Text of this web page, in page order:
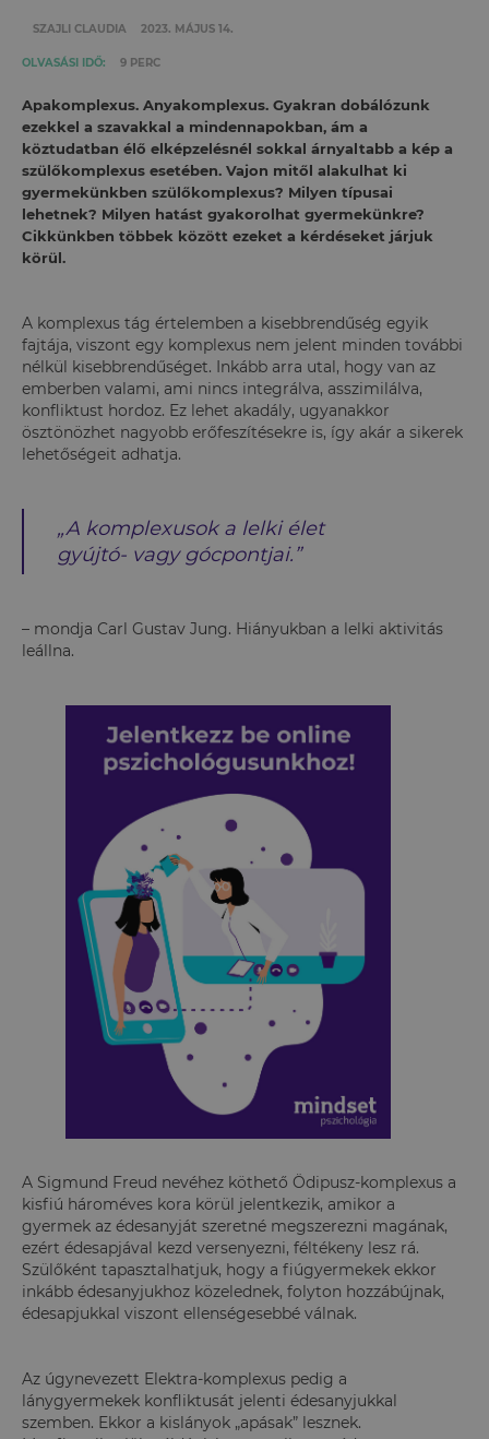
SZAJLI CLAUDIA 2023. MÁJUS 14.
OLVASÁSI IDŐ: 9 PERC
Apakomplexus. Anyakomplexus. Gyakran dobálózunk
ezekkel a szavakkal a mindennapokban, ám a
köztudatban élő elképzelésnél sokkal árnyaltabb a kép a
szülőkomplexus esetében. Vajon mitől alakulhat ki
gyermekünkben szülőkomplexus? Milyen típusai
lehetnek? Milyen hatást gyakorolhat gyermekünkre?
Cikkünkben többek között ezeket a kérdéseket járjuk
körül.
A komplexus tág értelemben a kisebbrendűség egyik
fajtája, viszont egy komplexus nem jelent minden további
nélkül kisebbrendűséget. Inkább arra utal, hogy van az
emberben valami, ami nincs integrálva, asszimilálva,
konfliktust hordoz. Ez lehet akadály, ugyanakkor
ösztönözhet nagyobb erőfeszítésekre is, így akár a sikerek
lehetőségeit adhatja.
„A komplexusok a lelki élet
gyújtó- vagy gócpontjai.”
– mondja Carl Gustav Jung. Hiányukban a lelki aktivitás
leállna.
A Sigmund Freud nevéhez köthető Ödipusz-komplexus a
kisfiú hároméves kora körül jelentkezik, amikor a
gyermek az édesanyját szeretné megszerezni magának,
ezért édesapjával kezd versenyezni, féltékeny lesz rá.
Szülőként tapasztalhatjuk, hogy a fiúgyermekek ekkor
inkább édesanyjukhoz közelednek, folyton hozzábújnak,
édesapjukkal viszont ellenségesebbé válnak.
Az úgynevezett Elektra-komplexus pedig a
lánygyermekek konfliktusát jelenti édesanyjukkal
szemben. Ekkor a kislányok „apásak” lesznek.